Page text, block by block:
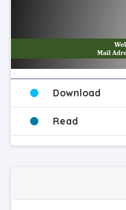
Download
Read